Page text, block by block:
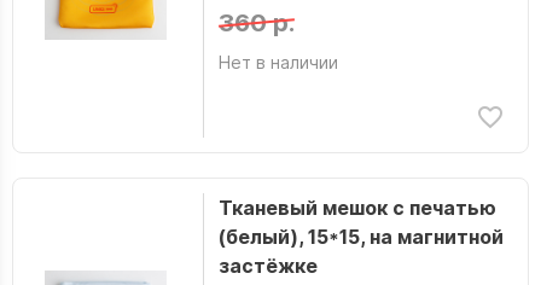
360 р.
Нет в наличии
Тканевый мешок с печатью
(белый), 15*15, на магнитной
застёжке